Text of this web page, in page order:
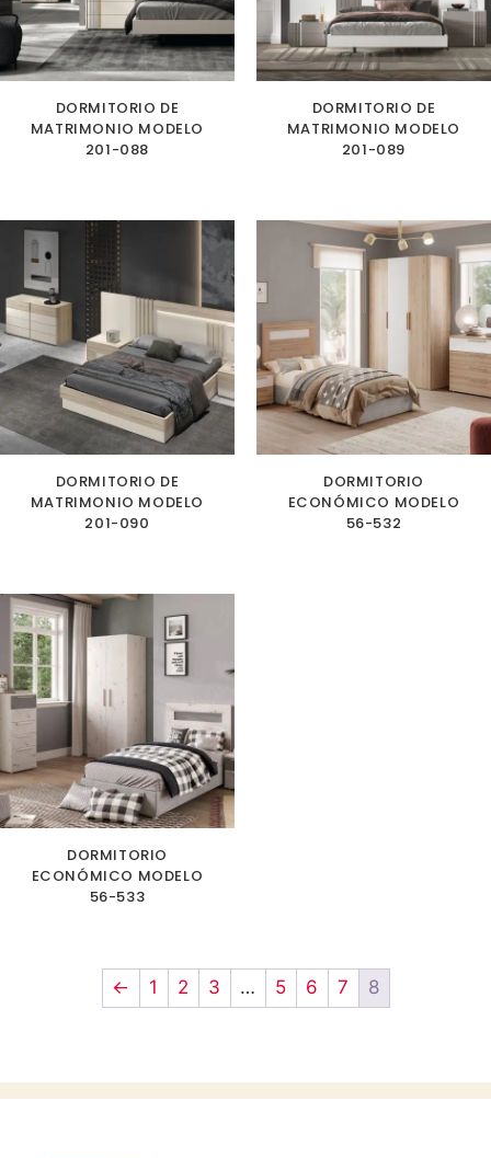
DORMITORIO DE
MATRIMONIO MODELO
201-088
DORMITORIO DE
MATRIMONIO MODELO
201-089
DORMITORIO DE
MATRIMONIO MODELO
201-090
DORMITORIO
ECONÓMICO MODELO
56-532
DORMITORIO
ECONÓMICO MODELO
56-533
← 1 2 3 … 5 6 7 8